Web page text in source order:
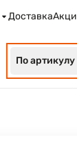
Доставка
По артикулу